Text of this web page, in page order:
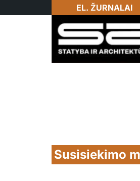
EL. ŽURNALAI
Susisiekimo